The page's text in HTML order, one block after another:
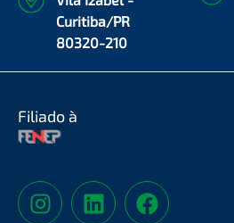
Curitiba/PR
80320-210
Filiado à